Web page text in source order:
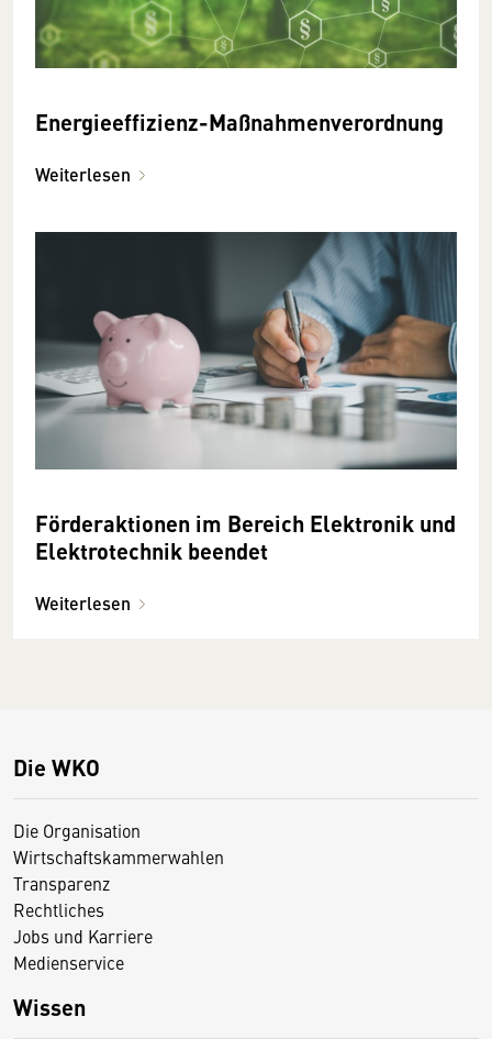
Energieeffizienz-Maßnahmenverordnung
Weiterlesen
Förderaktionen im Bereich Elektronik und
Elektrotechnik beendet
Weiterlesen
Die WKO
Die Organisation
Wirtschaftskammerwahlen
Transparenz
Rechtliches
Jobs und Karriere
Medienservice
Wissen